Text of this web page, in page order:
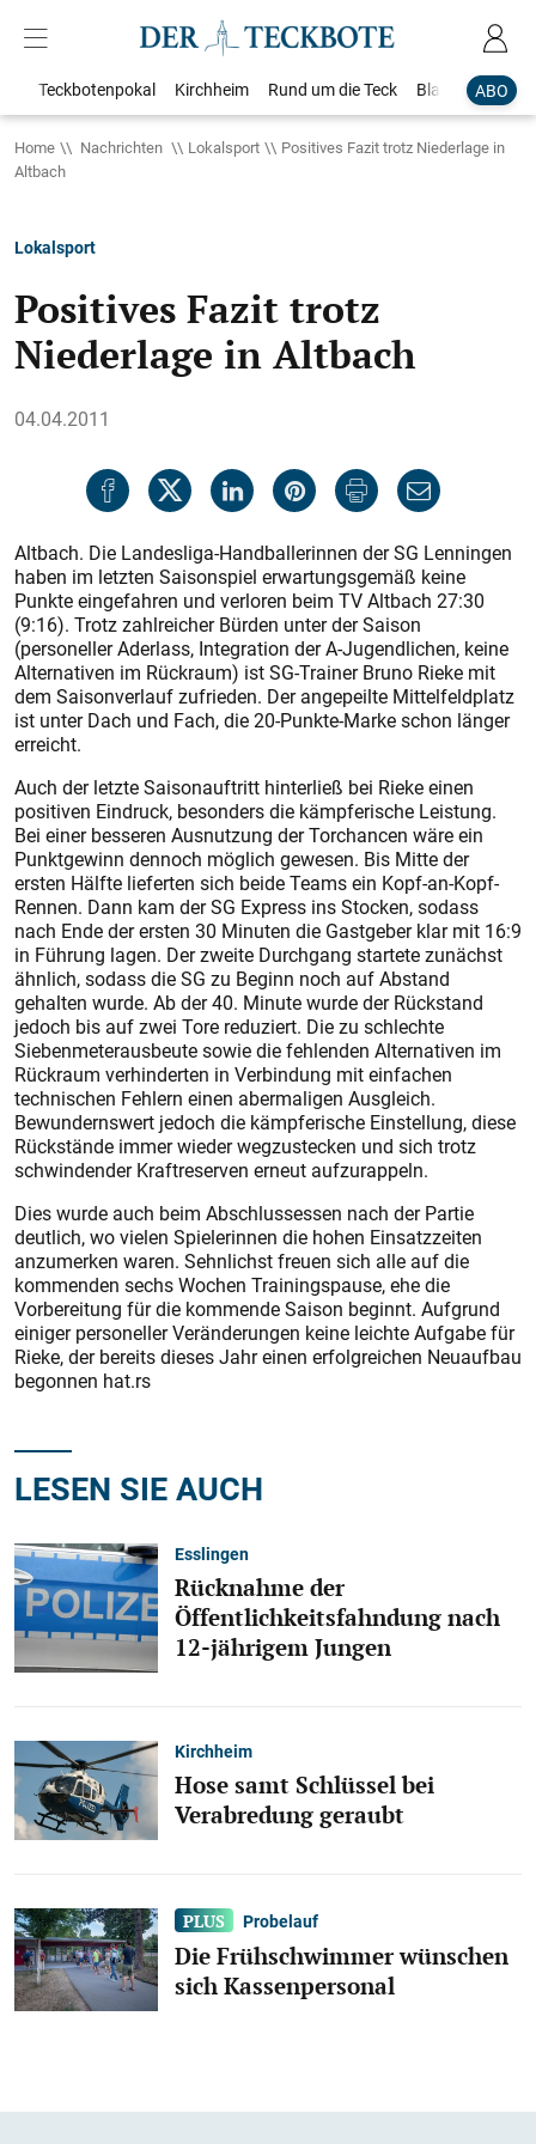
ABO
Teckbotenpokal Kirchheim Rund um die Teck Blaulicht
Home Nachrichten Lokalsport
Positives Fazit trotz Niederlage in
Altbach
Lokalsport
Positives Fazit trotz
Niederlage in Altbach
04.04.2011
Altbach. Die Landesliga-Handballerinnen der SG Lenningen
haben im letzten Saisonspiel erwartungsgemäß keine
Punkte eingefahren und verloren beim TV Altbach 27:30
(9:16). Trotz zahlreicher Bürden unter der Saison
(personeller Aderlass, Integration der A-Jugendlichen, keine
Alternativen im Rückraum) ist SG-Trainer Bruno Rieke mit
dem Saisonverlauf zufrieden. Der angepeilte Mittelfeldplatz
ist unter Dach und Fach, die 20-Punkte-Marke schon länger
erreicht.
Auch der letzte Saisonauftritt hinterließ bei Rieke einen
positiven Eindruck, besonders die kämpferische Leistung.
Bei einer besseren Ausnutzung der Torchancen wäre ein
Punktgewinn dennoch möglich gewesen. Bis Mitte der
ersten Hälfte lieferten sich beide Teams ein Kopf-an-Kopf-
Rennen. Dann kam der SG Express ins Stocken, sodass
nach Ende der ersten 30 Minuten die Gastgeber klar mit 16:9
in Führung lagen. Der zweite Durchgang startete zunächst
ähnlich, sodass die SG zu Beginn noch auf Abstand
gehalten wurde. Ab der 40. Minute wurde der Rückstand
jedoch bis auf zwei Tore reduziert. Die zu schlechte
Siebenmeterausbeute sowie die fehlenden Alternativen im
Rückraum verhinderten in Verbindung mit einfachen
technischen Fehlern einen abermaligen Ausgleich.
Bewundernswert jedoch die kämpferische Einstellung, diese
Rückstände immer wieder wegzustecken und sich trotz
schwindender Kraftreserven erneut aufzurappeln.
Dies wurde auch beim Abschluss­essen nach der Partie
deutlich, wo vielen Spielerinnen die hohen Einsatzzeiten
anzumerken waren. Sehnlichst freuen sich alle auf die
kommenden sechs Wochen Trainingspause, ehe die
Vorbereitung für die kommende Saison beginnt. Aufgrund
einiger personeller Veränderungen keine leichte Aufgabe für
Rieke, der bereits dieses Jahr einen erfolgreichen Neuaufbau
begonnen hat.rs
LESEN SIE AUCH
Esslingen
Rücknahme der
Öffentlichkeitsfahndung nach
12-jährigem Jungen
Kirchheim
Hose samt Schlüssel bei
Verabredung geraubt
Probelauf
Die Frühschwimmer wünschen
sich Kassenpersonal